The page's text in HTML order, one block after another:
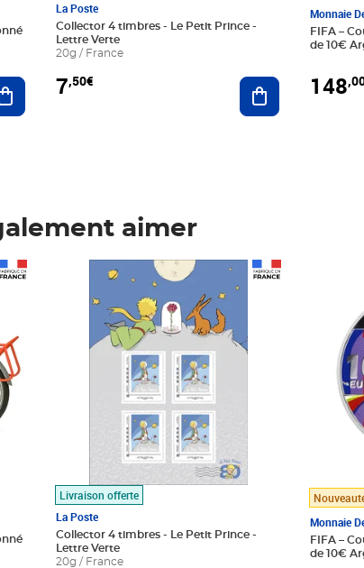
Ajouter au panier
La Poste
Collector 4 timbres - Le Petit Prince -
Lettre Verte
20g / France
7,50€ Ajouter au
Monnaie
FIFA –
de 10€
148
aimer
Livraison offerte
La Poste
Collector 4 timbres - Le Petit Prince -
Lettre Verte
20g / France
Prix 7,50€
Monnaie
FIFA –
de 10€